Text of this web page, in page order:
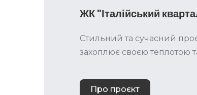
ЖК "Італійський
Стильний та сучасний
захоплює своєю теплотою
Про проєкт